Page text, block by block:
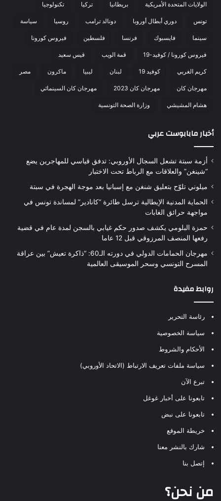
الولايات المتحدة الأمريكية بريطانيا تركيا تكنولوجيا
تونس دوري أبطال أوروبا دونالد ترامب روسيا سياسة
سينما فايسبوك فرنسا فلسطين فيروس كورونا
فيروس كورونا / كوفيد-19 قمة الويب قيس سعيد
كريم الغربي كوفيد 19 لبنان ليبيا ماكرون مصر
مهرجان كان مهرجان كان 2023 مهرجان كان السينمائي
هشام المشيشي وزارة الصحة التونسية
أخبار مابابوست عربي
أزمة سبتة تشعل السجال الأوروبي: تدفق قياسي للمهاجرين يضع
“شينغن” والعلاقات مع الرباط تحت الاختبار
ميلوني تلوّح بتعليق شنغن مع إسبانيا بعد موجة الهجرة في سبتة
الحماية المدنية الإيطالية ترسل طائرة “كانادير” لمساندة تونس في
مواجهة حرائق الغابات
حمزة البلومي يكشف صدور حكم غيابي بالسجن لمدة عام في قضية
رفعها المنصف المرزوقي قبل 12 عاما
مهرجان الحمامات الدولي في دورته الـ60: “ذاكرة تعيش” بين عراقة
المسرح التونسي وسحر الموسيقى العالمية
روابط مفيدة
رئاسة التحرير
سياسة الخصوصية
الأحكام والشروط
سياسة ملفات تعريف الارتباط (الاتحاد الأوروبي)
تبرع الآن
تابعونا على أخبار غوغل
تابعونا على نبض
خريطة الموقع
شارك بالنشر معنا
إتصل بنا
من نحن؟